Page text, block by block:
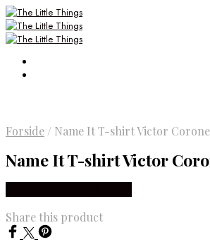
Forside / Name It T-shirt Victor
Name It T-shirt Victor
Share this product